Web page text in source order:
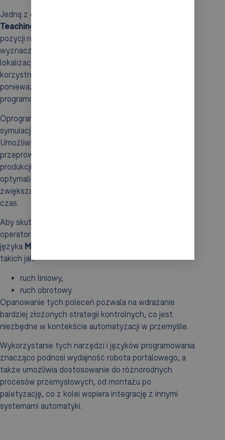
Jedną z dostępnych metod programowania jest
Teaching Pad
pozycji robota. Operator ręcznie ustawia robota w
wyznaczonych miejscach, a następnie zapisuje te
lokalizacje w sterowniku. Taki sposób jest niezwykle
korzystny dla początkujących użytkowników,
ponieważ znacząco ułatwia modyfikowanie
programów oraz wprowadzenie szybkich zmian.
Oprogramowanie
symulacji oraz planowania procesów produkcyjnych.
Umożliwia wizualizację różnych działań oraz
przeprowadzanie analiz wydajności bez zakłócania
produkcji. Ponadto, funkcje
optymalizacji trajektorii ruchu robota, co nie tylko
zwiększa efektywność, ale również oszczędza cenny
czas.
Aby skutecznie programować robota portalowego,
operatorzy powinni posiadać biegłość w komendach
języka MELFA
takich jak:
ruch liniowy,
ruch obrotowy.
Opanowanie tych poleceń pozwala na wdrażanie
bardziej złożonych strategii kontrolnych, co jest
niezbędne w kontekście automatyzacji w przemyśle.
Wykorzystanie tych narzędzi i języków programowania
znacząco podnosi wydajność robota portalowego, a
także umożliwia dostosowanie do różnorodnych
procesów przemysłowych, od montażu po
paletyzację, co z kolei wspiera integrację z innymi
systemami automatyki.